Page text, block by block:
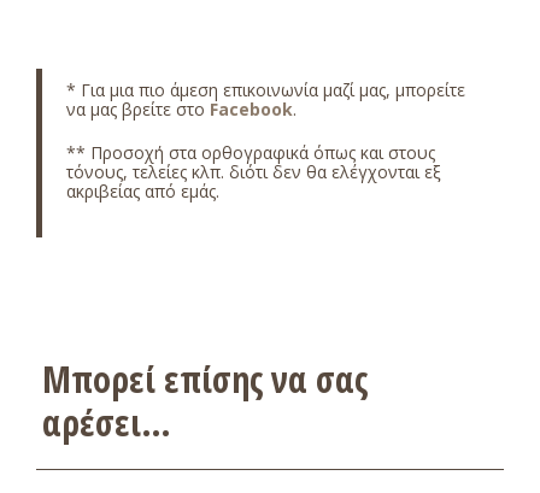
* Για μια πιο άμεση επικοινωνία μαζί μας, μπορείτε
να μας βρείτε στο Facebook.
** Προσοχή στα ορθογραφικά όπως και στους
τόνους, τελείες κλπ. διότι δεν θα ελέγχονται εξ
ακριβείας από εμάς.
Μπορεί επίσης να σας
αρέσει…